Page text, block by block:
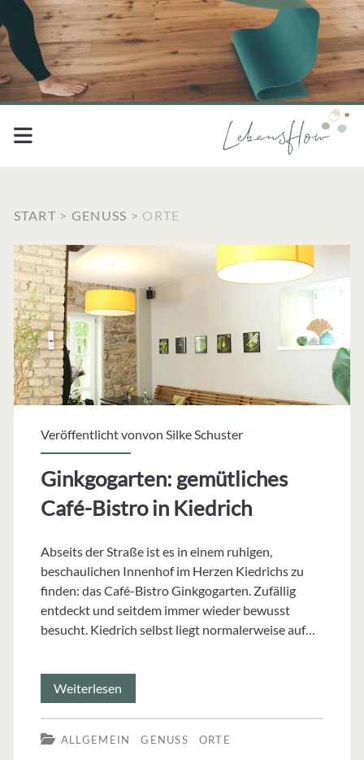
START > GENUSS > ORTE
Kategorie:
<span>Orte</span>
Veröffentlicht vonvon Silke Schuster
Ginkgogarten: gemütliches
Café-Bistro in Kiedrich
Abseits der Straße ist es in einem ruhigen,
beschaulichen Innenhof im Herzen Kiedrichs zu
finden: das Café-Bistro Ginkgogarten. Zufällig
entdeckt und seitdem immer wieder bewusst
besucht. Kiedrich selbst liegt normalerweise auf…
Weiterlesen
gemütliches
Café-
ALLGEMEIN GENUSS ORTE